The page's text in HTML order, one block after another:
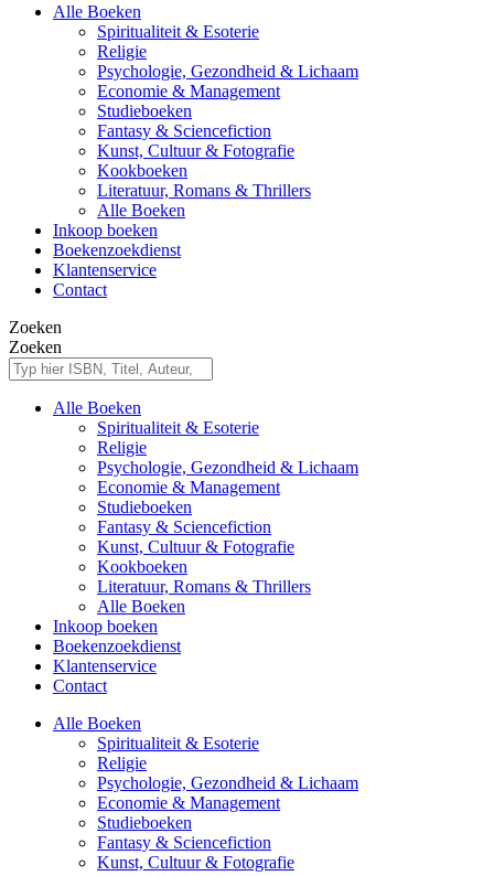
Alle Boeken
Spiritualiteit & Esoterie
Religie
Psychologie, Gezondheid & Lichaam
Economie & Management
Studieboeken
Fantasy & Sciencefiction
Kunst, Cultuur & Fotografie
Kookboeken
Literatuur, Romans & Thrillers
Alle Boeken
Inkoop boeken
Boekenzoekdienst
Klantenservice
Contact
Zoeken
Zoeken
Alle Boeken
Spiritualiteit & Esoterie
Religie
Psychologie, Gezondheid & Lichaam
Economie & Management
Studieboeken
Fantasy & Sciencefiction
Kunst, Cultuur & Fotografie
Kookboeken
Literatuur, Romans & Thrillers
Alle Boeken
Inkoop boeken
Boekenzoekdienst
Klantenservice
Contact
Alle Boeken
Spiritualiteit & Esoterie
Religie
Psychologie, Gezondheid & Lichaam
Economie & Management
Studieboeken
Fantasy & Sciencefiction
Kunst, Cultuur & Fotografie